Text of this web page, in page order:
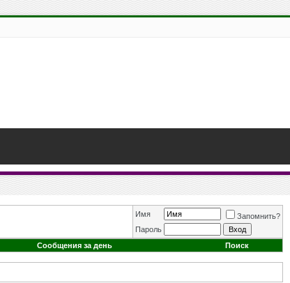
Имя
Запомнить?
Пароль
Сообщения за день Поиск